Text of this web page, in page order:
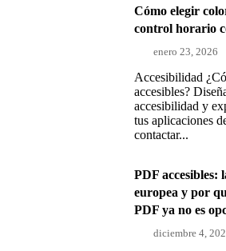
Cómo elegir
control horario
enero 23, 2026
Accesibilidad
accesibles?
accesibilidad y
tus aplicaciones
contactar...
PDF accesibles:
europea y por
PDF ya no es
diciembre 4,